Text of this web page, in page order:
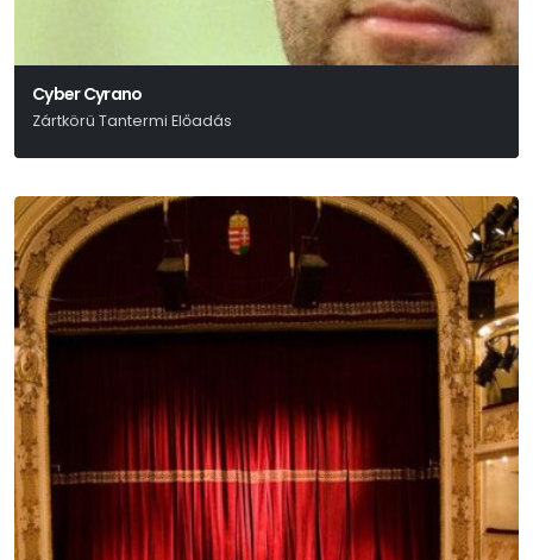
Cyber Cyrano
Zártkörü Tantermi Előadás